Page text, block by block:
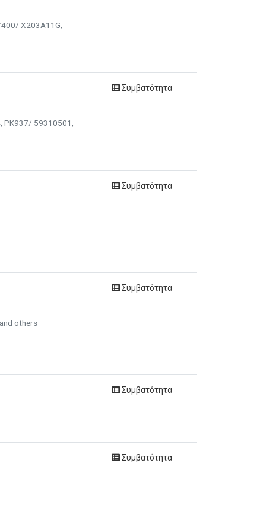
X203A11G,
PK937/ 59310501,
Συμβατότητα
Συμβατότητα
others
Συμβατότητα
Συμβατότητα
Συμβατότητα